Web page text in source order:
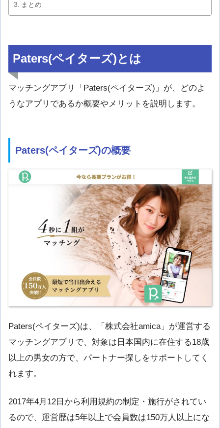
まとめ
Paters(ペイターズ)とは
マッチングアプリ「Paters(ペイターズ)」が、どのよ
うなアプリであるか概要やメリットを説明します。
Paters(ペイターズ)の概要
Paters(ペイターズ)は、「株式会社amica」が運営する
マッチングアプリで、対象は日本国内に在住する18歳
以上の男女の方で、パートナー探しをサポートしてく
れます。
2017年4月12日から利用規約の制定・施行がされてい
るので、運営歴は5年以上で会員数は150万人以上にな